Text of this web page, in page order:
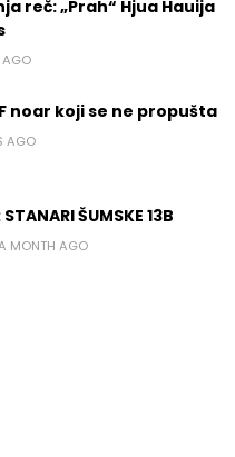
reč: „Prah“ Hjua Hauija
noar koji se ne propušta
AGO
ŠUMSKE 13B
MONTH AGO